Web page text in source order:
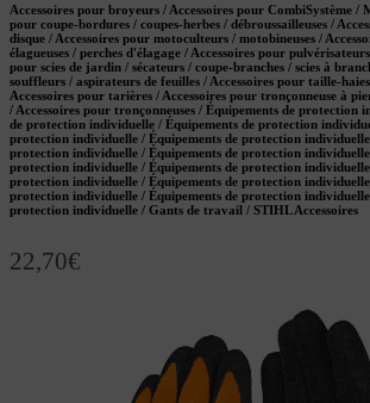
Accessoires pour broyeurs / Accessoires pour CombiSystème /
pour coupe-bordures / coupes-herbes / débroussailleuses /
disque / Accessoires pour motoculteurs / motobineuses /
élagueuses / perches d'élagage / Accessoires pour
pour scies de jardin / sécateurs / coupe-branches / scies à
souffleurs / aspirateurs de feuilles / Accessoires pour taille-
Accessoires pour tarières / Accessoires pour tronçonneuse à
/ Accessoires pour tronçonneuses / Équipements de protection
de protection individuelle / Équipements de protection
protection individuelle / Équipements de protection
protection individuelle / Équipements de protection
protection individuelle / Équipements de protection
protection individuelle / Équipements de protection
protection individuelle / Équipements de protection
protection individuelle / Gants de travail / STIHL Accessoires
22,70€